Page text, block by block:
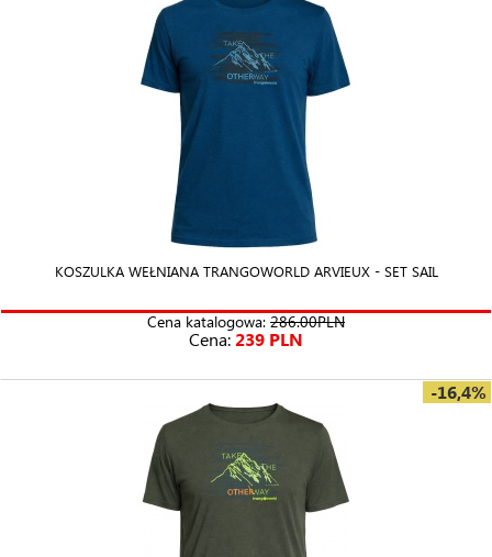
KOSZULKA WEŁNIANA TRANGOWORLD ARVIEUX - SET SAIL
Cena katalogowa: 286.00PLN
Cena:239 PLN
-16,4%